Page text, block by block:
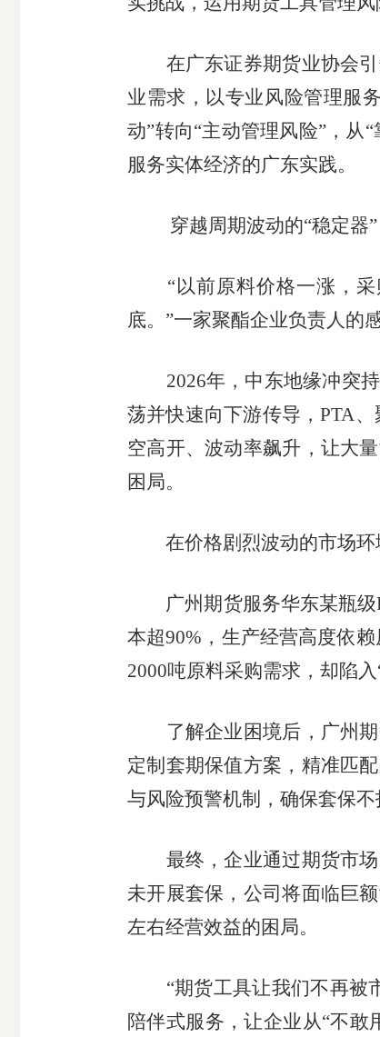
在广东证券期货业协会引
业需求，以专业风险管理服
动”转向“主动管理风险”，从
服务实体经济的广东实践。
穿越周期波动的“稳定器”
“以前原料价格一涨，采
底。”一家聚酯企业负责人的
2026年，中东地缘冲突持
荡并快速向下游传导，PTA
空高开、波动率飙升，让大
困局。
在价格剧烈波动的市场环境
广州期货服务华东某瓶级
本超90%，生产经营高度依
2000吨原料采购需求，却陷
了解企业困境后，广州期
定制套期保值方案，精准匹
与风险预警机制，确保套保不
最终，企业通过期货市场
未开展套保，公司将面临巨
左右经营效益的困局。
“期货工具让我们不再被市
陪伴式服务，让企业从“不敢